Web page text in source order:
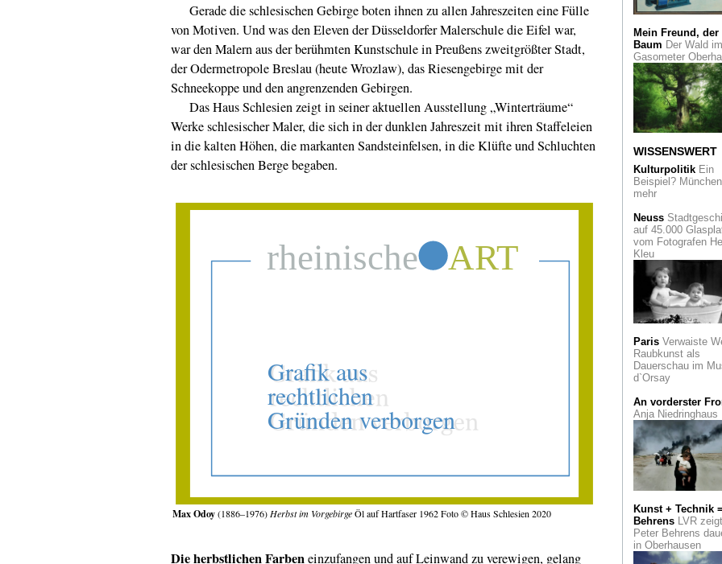
Gerade die schlesischen Gebirge boten ihnen zu allen Jahreszeiten eine Fülle
von Motiven. Und was den Eleven der Düsseldorfer Malerschule die Eifel war,
war den Malern aus der berühmten Kunstschule in Preußens zweitgrößter Stadt,
der Odermetropole Breslau (heute Wrozlaw), das Riesengebirge mit der
Schneekoppe und den angrenzenden Gebirgen.
Das Haus Schlesien zeigt in seiner aktuellen Ausstellung „Winterträume“
Werke schlesischer Maler, die sich in der dunklen Jahreszeit mit ihren Staffeleien
in die kalten Höhen, die markanten Sandsteinfelsen, in die Klüfte und Schluchten
der schlesischen Berge begaben.
Max Odoy(1886–1976) Herbst im VorgebirgeÖl auf Hartfaser 1962 Foto © Haus Schlesien 2020
Dieherbstlichen Farbeneinzufangen und auf Leinwand zu verewigen, gelang
Immer attraktiv
Geburtstag
Tim und
StruppiAuktion:
Geld für wenig
Köln verstehen-
einem neuen
zur
Ein
Designwettbewerb
besten
Essen
Der Arzt und die
Onsen
Japan
Zeichen für die
Ewigkeit?
Piktogramme im
Museum
Zuhören für alle
Beethoven 2020:
Barenboim dirigiert
Jubiläumskonzert
Bonn
Ausgezeichnet
Biermann: Moderne
Fotografie aus den
Runter vom Gas
kunstvolle
Vor 70 JahrenDer
Mein Freund, der
Baum Der Wald im
Gasometer
WISSENSWERT
KulturpolitikEin
Beispiel?
mehr
Neuss
auf 45.000
vom Fotografen
Kleu
ParisVerwaiste
Raubkunst als
Dauerschau im
d`Orsay
An vorderster
Anja Niedringhaus
Kunst + Technik =
BehrensLVR zeigt
Peter Behrens
in Oberhausen